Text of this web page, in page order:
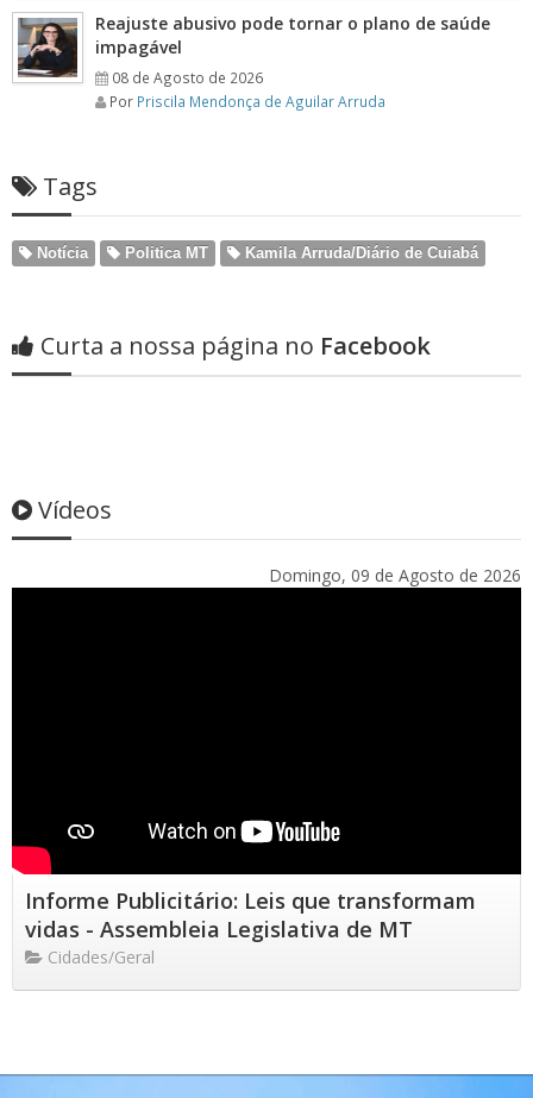
Reajuste abusivo pode tornar o plano de saúde
impagável
08 de Agosto de 2026
Por Priscila Mendonça de Aguilar Arruda
Tags
Notícia Politica MT Kamila Arruda/Diário de Cuiabá
Curta a nossa página no Facebook
Vídeos
Domingo, 09 de Agosto de 2026
Informe Publicitário: Leis que transformam
vidas - Assembleia Legislativa de MT
Cidades/Geral